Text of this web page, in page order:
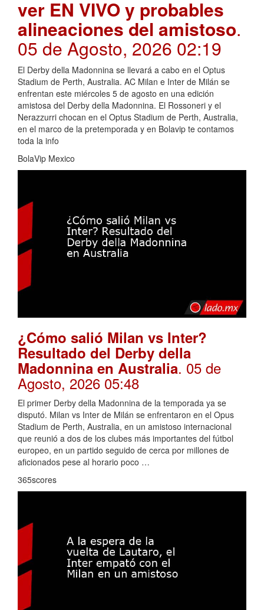
ver EN VIVO y probables
alineaciones del amistoso.
05 de Agosto, 2026 02:19
El Derby della Madonnina se llevará a cabo en el Optus
Stadium de Perth, Australia. AC Milan e Inter de Milán se
enfrentan este miércoles 5 de agosto en una edición
amistosa del Derby della Madonnina. El Rossoneri y el
Nerazzurri chocan en el Optus Stadium de Perth, Australia,
en el marco de la pretemporada y en Bolavip te contamos
toda la info
BolaVip Mexico
¿Cómo salió Milan vs Inter?
Resultado del Derby della
Madonnina en Australia. 05 de
Agosto, 2026 05:48
El primer Derby della Madonnina de la temporada ya se
disputó. Milan vs Inter de Milán se enfrentaron en el Opus
Stadium de Perth, Australia, en un amistoso internacional
que reunió a dos de los clubes más importantes del fútbol
europeo, en un partido seguido de cerca por millones de
aficionados pese al horario poco …
365scores